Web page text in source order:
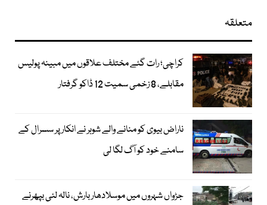
متعلقہ
کراچی؛ رات گئے مختلف علاقوں میں مبینہ پولیس
مقابلے، 8 زخمی سمیت 12 ڈاکو گرفتار
ناراض بیوی کو منانے والے شوہر نے انکار پر سسرال کے
سامنے خود کو آگ لگا لی
جڑواں شہروں میں موسلادھار بارش، نالہ لئی بپھرنے